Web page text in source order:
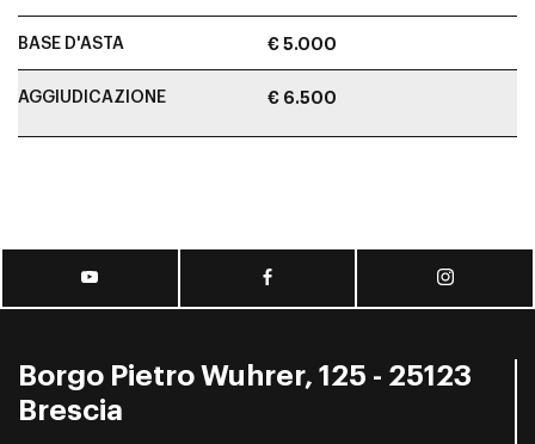
BASE D'ASTA € 5.000
AGGIUDICAZIONE € 6.500
Borgo Pietro Wuhrer, 125 - 25123
Brescia